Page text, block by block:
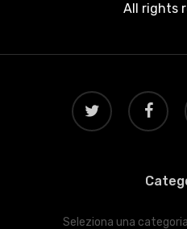
All rights
twitter facebook
Categories